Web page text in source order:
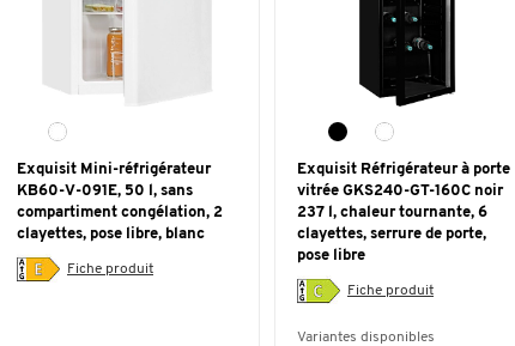
Exquisit Mini-réfrigérateur
KB60-V-091E, 50 l, sans
compartiment congélation, 2
clayettes, pose libre, blanc
Fiche produit
Exquisit Réfrigérateur à porte
vitrée GKS240-GT-160C noir
237 l, chaleur tournante, 6
clayettes, serrure de porte,
pose libre
Fiche produit
Variantes disponibles